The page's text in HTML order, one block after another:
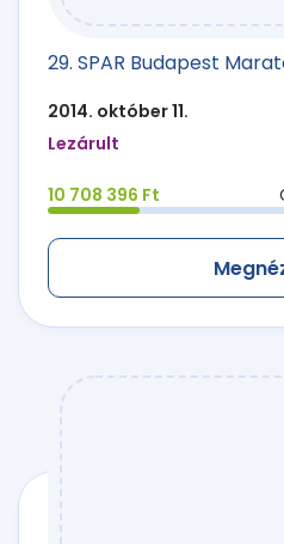
29. SPAR Budapest
2014. október 11.
Lezárult
10 708 396 Ft